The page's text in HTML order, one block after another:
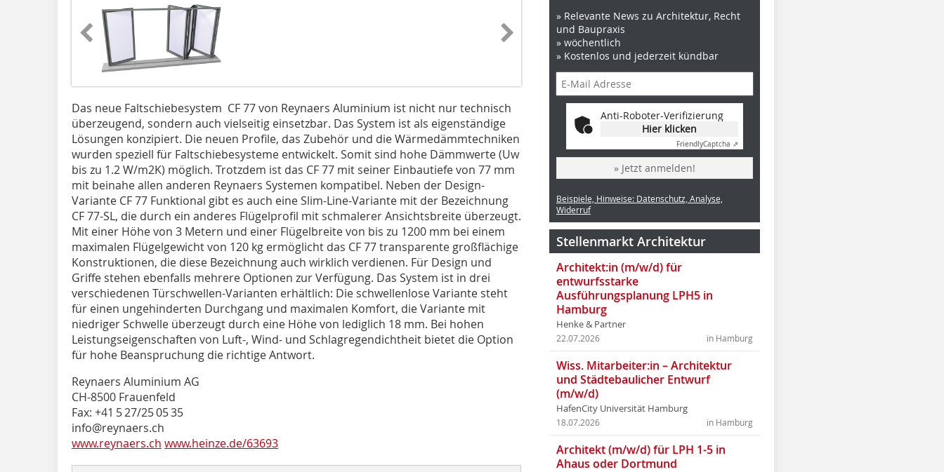
Das neue Faltschiebesystem CF 77 von Reynaers Aluminium ist nicht nur technisch
überzeugend, sondern auch vielseitig einsetzbar. Das System ist als eigenständige
Lösungen konzipiert. Die neuen Profile, das Zubehör und die Wärmedämmtechniken
wurden speziell für Faltschiebesysteme entwickelt. Somit sind hohe Dämmwerte (Uw
bis zu 1.2 W/m2K) möglich. Trotzdem ist das CF 77 mit seiner Einbautiefe von 77 mm
mit beinahe allen anderen Reynaers Systemen kompatibel. Neben der Design-
Variante CF 77 Funktional gibt es auch eine Slim-Line-Variante mit der Bezeichnung
CF 77-SL, die durch ein anderes Flügelprofil mit schmalerer Ansichtsbreite überzeugt.
Mit einer Höhe von 3 Metern und einer Flügelbreite von bis zu 1200 mm bei einem
maximalen Flügelgewicht von 120 kg ermöglicht das CF 77 transparente großflächige
Konstruktionen, die diese Bezeichnung auch wirklich verdienen. Für Design und
Griffe stehen ebenfalls mehrere Optionen zur Verfügung. Das System ist in drei
verschiedenen Türschwellen-Varianten erhältlich: Die schwellenlose Variante steht
für einen ungehinderten Durchgang und maximalen Komfort, die Variante mit
niedriger Schwelle überzeugt durch eine Höhe von lediglich 18 mm. Bei hohen
Leistungseigenschaften von Luft-, Wind- und Schlagregendichtheit bietet die Option
für hohe Beanspruchung die richtige Antwort.
Reynaers Aluminium AG
CH-8500 Frauenfeld
Fax: +41 5 27/25 05 35
info@reynaers.ch
www.reynaers.ch www.heinze.de/63693
» Relevante News zu Architektur, Recht
und Baupraxis
» wöchentlich
» Kostenlos und jederzeit kündbar
Anti-Roboter-Verifizierung
Hier klicken
FriendlyCaptcha ⇗
» Jetzt anmelden!
Beispiele, Hinweise: Datenschutz, Analyse,
Widerruf
Stellenmarkt Architektur
Architekt:in (m/w/d) für
entwurfsstarke
Ausführungsplanung LPH5 in
Hamburg
Henke & Partner
in Hamburg
22.07.2026
Wiss. Mitarbeiter:in – Architektur
und Städtebaulicher Entwurf
(m/w/d)
HafenCity Universität Hamburg
in Hamburg
18.07.2026
Architekt (m/w/d) für LPH 1-5 in
Ahaus oder Dortmund